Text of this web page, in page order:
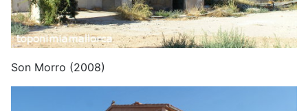
Son Morro (2008)